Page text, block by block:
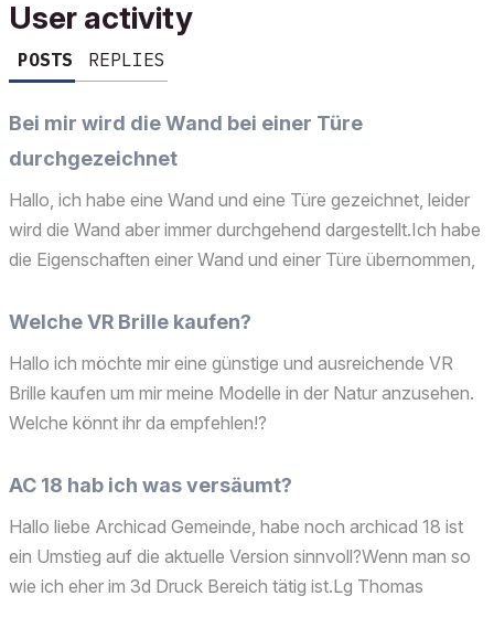
User activity
POSTS REPLIES
Bei mir wird die Wand bei einer Türe
durchgezeichnet
Hallo, ich habe eine Wand und eine Türe gezeichnet, leider
wird die Wand aber immer durchgehend dargestellt.Ich habe
die Eigenschaften einer Wand und einer Türe übernommen,
trotzdem ändert sich nichts an der falschen Darste...
Welche VR Brille kaufen?
Hallo ich möchte mir eine günstige und ausreichende VR
Brille kaufen um mir meine Modelle in der Natur anzusehen.
Welche könnt ihr da empfehlen!?
AC 18 hab ich was versäumt?
Hallo liebe Archicad Gemeinde, habe noch archicad 18 ist
ein Umstieg auf die aktuelle Version sinnvoll?Wenn man so
wie ich eher im 3d Druck Bereich tätig ist.Lg Thomas